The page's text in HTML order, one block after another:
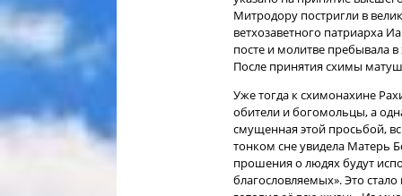
Митродору постригли в
ветхозаветного патриарха
посте и молитве пребывала
После принятия схимы
Уже тогда к схимонахине
обители и богомольцы, а
смущенная этой просьбой,
тонком сне увидела Матерь
прошения о людях будут
благословляемых». Это